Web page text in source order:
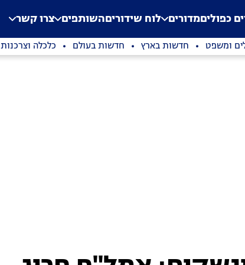
Application error: a
. כפוליםמדורים לוח שידוריםהשותפים צרו קשר
ומשפט חדשות בארץ חדשות בעולם כלכלה וצרכנות